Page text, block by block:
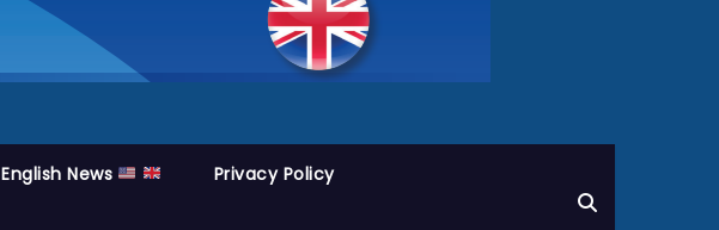
English News Privacy Policy